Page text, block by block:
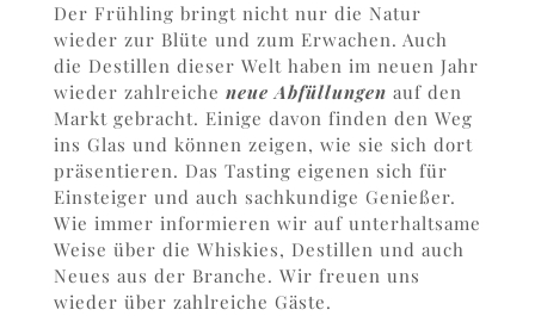
Der Frühling bringt nicht nur die Natur
wieder zur Blüte und zum Erwachen. Auch
die Destillen dieser Welt haben im neuen Jahr
wieder zahlreiche neue Abfüllungen auf den
Markt gebracht. Einige davon finden den Weg
ins Glas und können zeigen, wie sie sich dort
präsentieren. Das Tasting eigenen sich für
Einsteiger und auch sachkundige Genießer.
Wie immer informieren wir auf unterhaltsame
Weise über die Whiskies, Destillen und auch
Neues aus der Branche. Wir freuen uns
wieder über zahlreiche Gäste.